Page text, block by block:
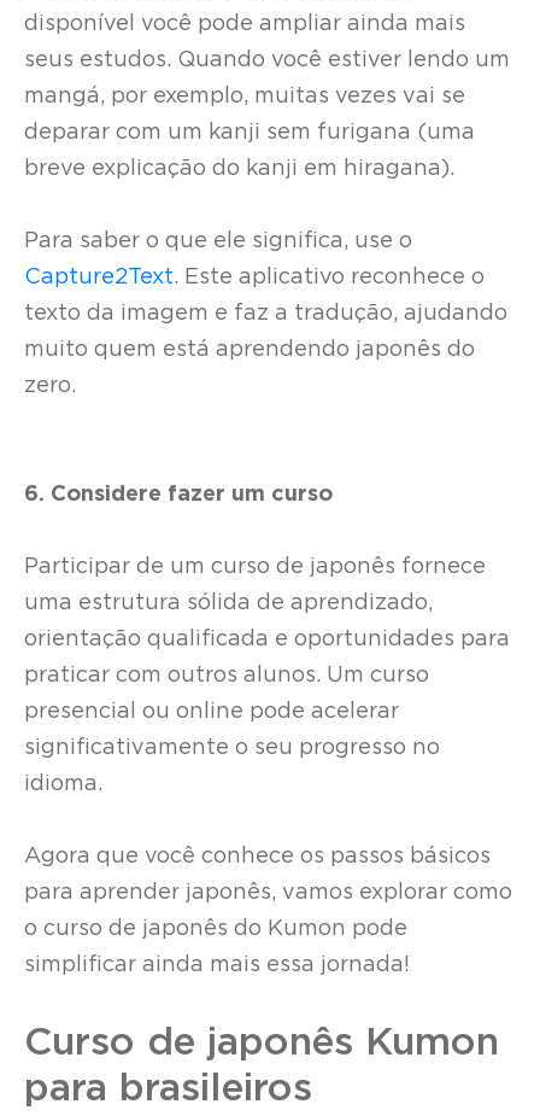
disponível você pode ampliar ainda mais
seus estudos. Quando você estiver lendo um
mangá, por exemplo, muitas vezes vai se
deparar com um kanji sem furigana (uma
breve explicação do kanji em hiragana).
Para saber o que ele significa, use o
Capture2Text. Este aplicativo reconhece o
texto da imagem e faz a tradução, ajudando
muito quem está aprendendo japonês do
zero.
6. Considere fazer um curso
Participar de um curso de japonês fornece
uma estrutura sólida de aprendizado,
orientação qualificada e oportunidades para
praticar com outros alunos. Um curso
presencial ou online pode acelerar
significativamente o seu progresso no
idioma.
Agora que você conhece os passos básicos
para aprender japonês, vamos explorar como
o curso de japonês do Kumon pode
simplificar ainda mais essa jornada!
Curso de japonês Kumon
para brasileiros